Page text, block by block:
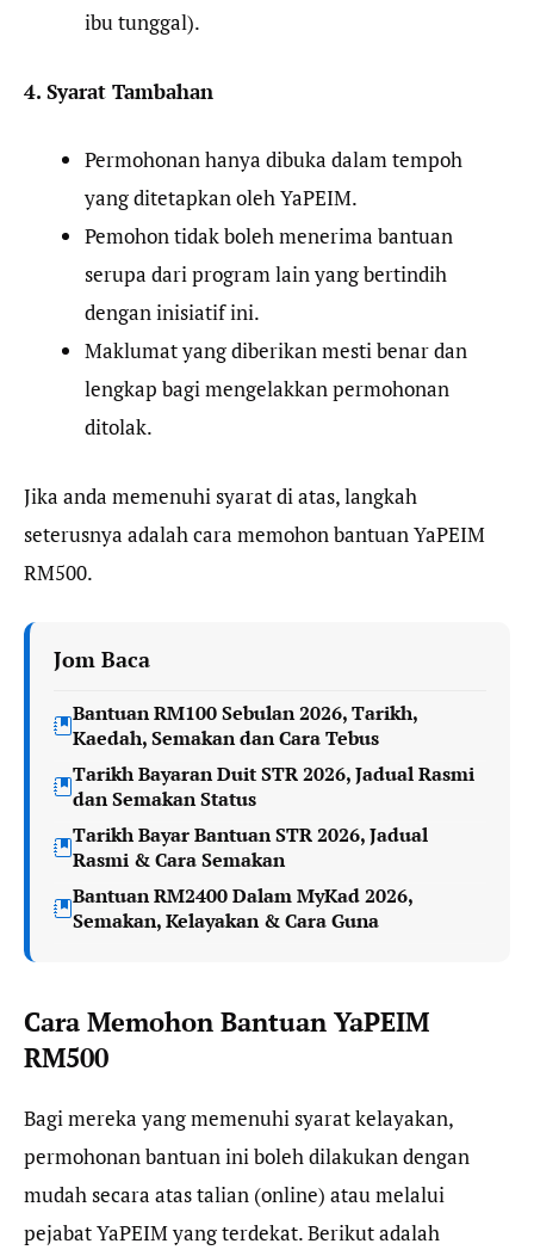
ibu tunggal).
4. Syarat Tambahan
Permohonan hanya dibuka dalam tempoh
yang ditetapkan oleh YaPEIM.
Pemohon tidak boleh menerima bantuan
serupa dari program lain yang bertindih
dengan inisiatif ini.
Maklumat yang diberikan mesti benar dan
lengkap bagi mengelakkan permohonan
ditolak.
Jika anda memenuhi syarat di atas, langkah
seterusnya adalah cara memohon bantuan YaPEIM
RM500.
Jom Baca
Bantuan RM100 Sebulan 2026, Tarikh,
Kaedah, Semakan dan Cara Tebus
Tarikh Bayaran Duit STR 2026, Jadual Rasmi
dan Semakan Status
Tarikh Bayar Bantuan STR 2026, Jadual
Rasmi & Cara Semakan
Bantuan RM2400 Dalam MyKad 2026,
Semakan, Kelayakan & Cara Guna
Cara Memohon Bantuan YaPEIM
RM500
Bagi mereka yang memenuhi syarat kelayakan,
permohonan bantuan ini boleh dilakukan dengan
mudah secara atas talian (online) atau melalui
pejabat YaPEIM yang terdekat. Berikut adalah